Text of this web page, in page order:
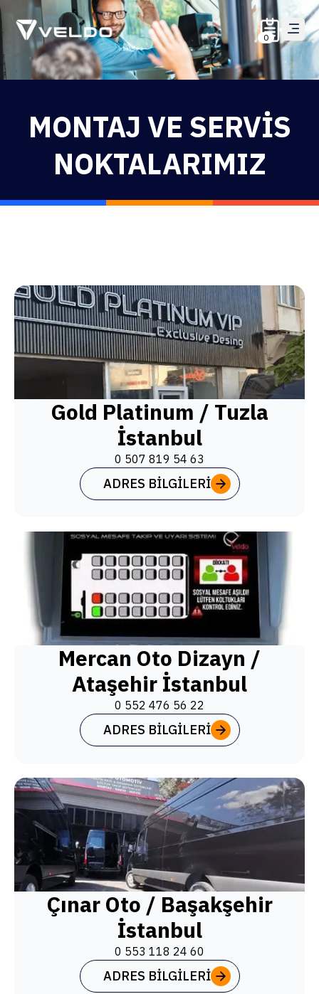
0
MONTAJ VE SERVIS
NOKTALARIMIZ
Gold Platinum / Tuzla
İstanbul
0 507 819 54 63
ADRES BILGILERI
Mercan Oto Dizayn /
Ataşehir İstanbul
0 552 476 56 22
ADRES BILGILERI
Çınar Oto / Başakşehir
İstanbul
0 553 118 24 60
ADRES BILGILERI